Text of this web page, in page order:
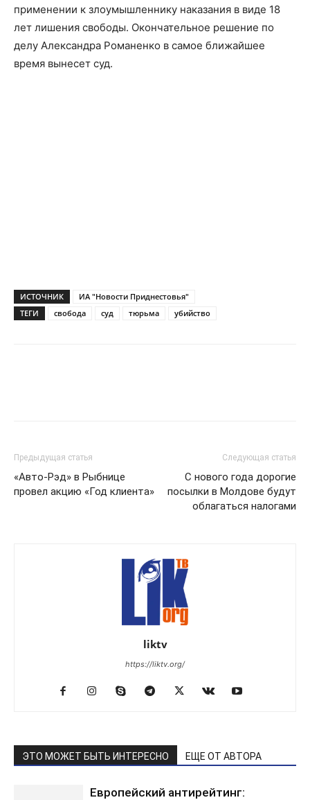
применении к злоумышленнику наказания в виде 18
лет лишения свободы. Окончательное решение по
делу Александра Романенко в самое ближайшее
время вынесет суд.
ИСТОЧНИК
ИА "Новости Приднестовья"
ТЕГИ
свобода суд тюрьма убийство
Предыдущая статья
«Авто-Рэд» в Рыбнице
провел акцию «Год клиента»
Следующая статья
С нового года дорогие
посылки в Молдове будут
облагаться налогами
liktv
https://liktv.org/
ЭТО МОЖЕТ БЫТЬ ИНТЕРЕСНО ЕЩЕ ОТ АВТОРА
Европейский антирейтинг: